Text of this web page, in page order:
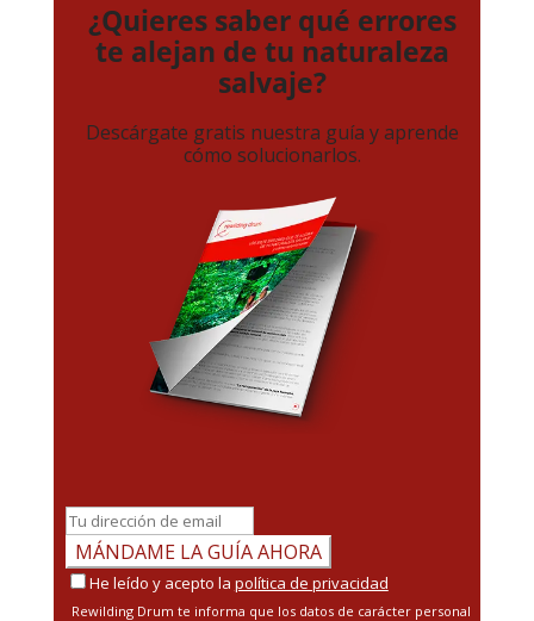
¿Quieres saber qué errores
te alejan de tu naturaleza
salvaje?
Descárgate gratis nuestra guía y aprende
cómo solucionarlos.
MÁNDAME LA GUÍA AHORA
He leído y acepto la política de privacidad
Rewilding Drum te informa que los datos de carácter personal